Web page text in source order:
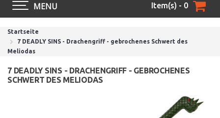
MENU Item(s) - 0
Startseite
7 DEADLY SINS - Drachengriff - gebrochenes Schwert des
Meliodas
7 DEADLY SINS - DRACHENGRIFF - GEBROCHENES
SCHWERT DES MELIODAS